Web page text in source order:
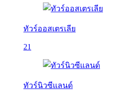
ทัวร์ออสเตรเลีย
21
ทัวร์นิวซีแลนด์